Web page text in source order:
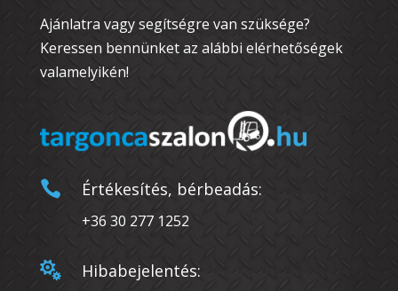
Ajánlatra vagy segítségre van szüksége?
Keressen bennünket az alábbi elérhetőségek
valamelyikén!
 Értékesítés, bérbeadás:
+36 30 277 1252
 Hibabejelentés: